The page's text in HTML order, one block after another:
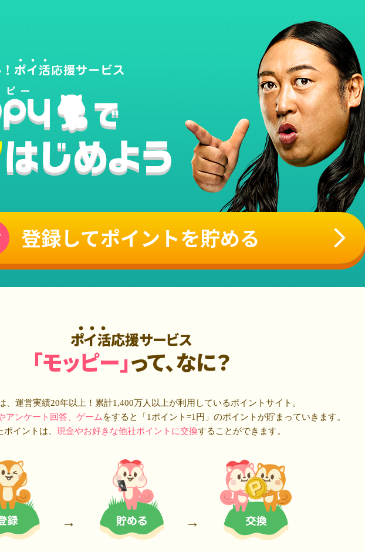
登録してポイントを貯める
ポイ活応援サービス
「モッピー」って、なに？
、運営実績20年以上！累計1,400万人 以上が利用しているポイントサイト。
アンケート回答、ゲーム をすると「1ポイント=1円」のポイントが貯まっていきます。
ポイントは、 現金やお好きな他社ポイントに交換することができます。